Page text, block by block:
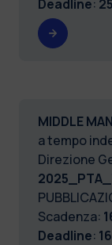
Deadline:
MIDDLE
a tempo
Direzione
Scadenza:
Deadline: